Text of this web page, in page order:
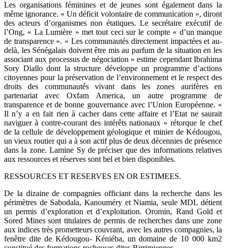
Les organisations féminines et de jeunes sont également dans la
même ignorance. « Un déficit volontaire de communication », diront
des acteurs d’organismes non étatiques. Le secrétaire exécutif de
l’Ong, « La Lumière » met tout ceci sur le compte « d’un manque
de transparence ». « Les communautés directement impactées et au-
delà, les Sénégalais doivent être mis au parfum de la situation en les
associant aux processus de négociation » estime cependant Ibrahima
Sory Diallo dont la structure développe un programme d’actions
citoyennes pour la préservation de l’environnement et le respect des
droits des communautés vivant dans les zones aurifères en
partenariat avec Oxfam America, un autre programme de
transparence et de bonne gouvernance avec l’Union Européenne. «
Il n’y a en fait rien à cacher dans cette affaire et l’Etat ne saurait
naviguer à contre-courant des intérêts nationaux » rétorque le chef
de la cellule de développement géologique et minier de Kédougou,
un vieux routier qui a à son actif plus de deux décennies de présence
dans la zone. Lamine Sy de préciser que des informations relatives
aux ressources et réserves sont bel et bien disponibles.
RESSOURCES ET RESERVES EN OR ESTIMEES.
De la dizaine de compagnies officiant dans la recherche dans les
périmètres de Sabodala, Kanouméry et Niamia, seule MDL détient
un permis d’exploration et d’exploitation. Oromin, Rand Gold et
Sored Mines sont titulaires de permis de recherches dans une zone
aux indices très prometteurs couvrant, avec les autres compagnies, la
fenêtre dite de Kédougou- Kéniéba, un domaine de 10 000 km2